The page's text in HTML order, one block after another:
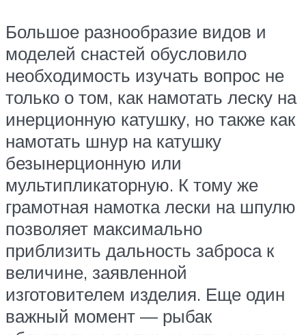
Большое разнообразие видов и
моделей снастей обусловило
необходимость изучать вопрос не
только о том, как намотать леску на
инерционную катушку, но также как
намотать шнур на катушку
безынерционную или
мультипликаторную. К тому же
грамотная намотка лески на шпулю
позволяет максимально
приблизить дальность заброса к
величине, заявленной
изготовителем изделия. Еще один
важный момент — рыбак